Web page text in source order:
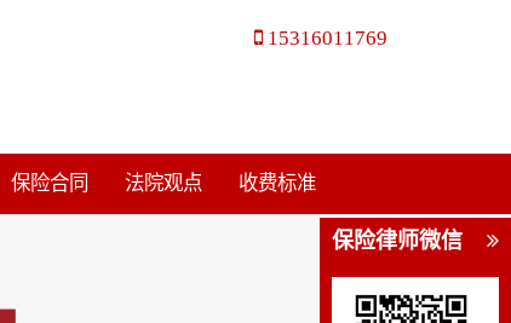
15316011769
保险合同 法院观点 收费标准
保险律师微信